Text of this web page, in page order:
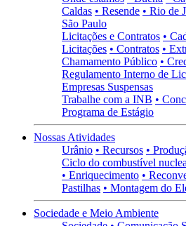
Caldas • Resende • Rio de
São Paulo
Licitações e Contratos •
Licitações • Contratos •
Chamamento Público •
Regulamento Interno de
Empresas Suspensas
Trabalhe com a INB •
Programa de Estágio
Nossas Atividades
Urânio • Recursos •
Ciclo do combustível
• Enriquecimento •
Pastilhas • Montagem do
Sociedade e Meio Ambiente